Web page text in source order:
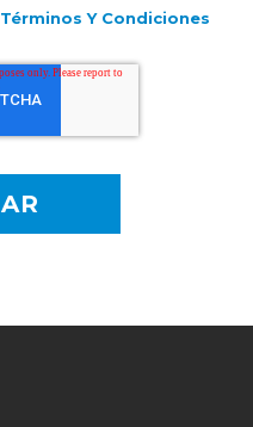
Términos Y Condiciones